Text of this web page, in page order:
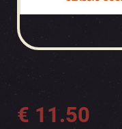
€ 11.50